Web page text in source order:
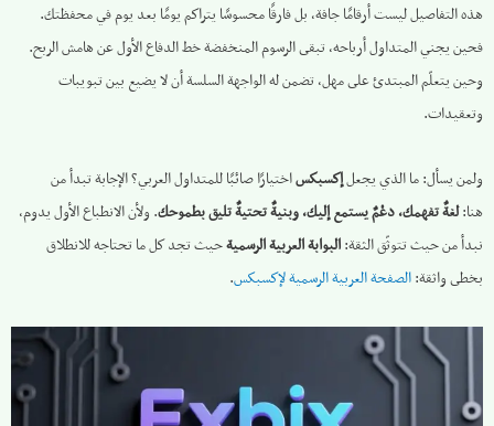
هذه التفاصيل ليست أرقامًا جافة، بل فارقًا محسوسًا يتراكم يومًا بعد يوم في محفظتك.
فحين يجني المتداول أرباحه، تبقى الرسوم المنخفضة خط الدفاع الأول عن هامش الربح.
وحين يتعلّم المبتدئ على مهل، تضمن له الواجهة السلسة أن لا يضيع بين تبويبات
وتعقيدات.
ولمن يسأل: ما الذي يجعلإكسبكساختيارًا صائبًا للمتداول العربي؟ الإجابة تبدأ من
هنا:لغةٌ تفهمك، دعْمٌ يستمع إليك، وبنيةٌ تحتيةٌ تليق بطموحك. ولأن الانطباع الأول يدوم،
نبدأ من حيث تتوثّق الثقة:البوابة العربية الرسميةحيث تجد كل ما تحتاجه للانطلاق
بخطى واثقة:الصفحة العربية الرسمية لإكسبكس.